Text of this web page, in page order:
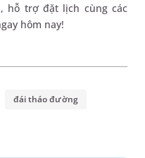
hỗ trợ đặt lịch cùng các
hôm nay!
đái tháo đường